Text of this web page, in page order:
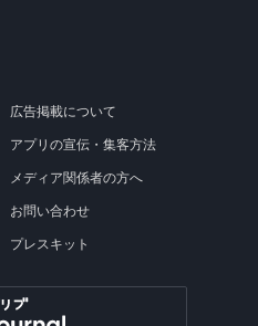
広告掲載について
アプリの宣伝・集客方法
メディア関係者の方へ
お問い合わせ
プレスキット